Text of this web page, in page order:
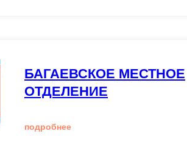
БАГАЕВСКОЕ МЕСТНОЕ
ОТДЕЛЕНИЕ
подробнее